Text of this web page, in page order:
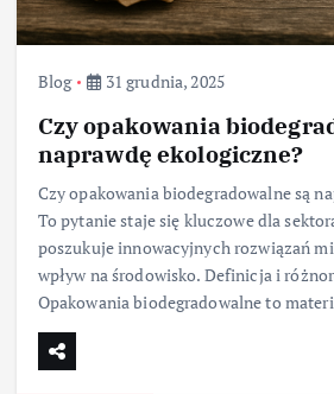
Blog 31 grudnia, 2025
Czy opakowania
naprawdę ekologiczne?
Czy opakowania biodegradowalne są
To pytanie staje się kluczowe dla
poszukuje innowacyjnych rozwiązań
wpływ na środowisko. Definicja i
Opakowania biodegradowalne to